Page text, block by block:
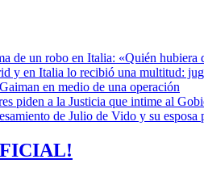
de un robo en Italia: «Quién hubiera
y en Italia lo recibió una multitud:
en medio de una operación
piden a la Justicia que intime al
de Julio de Vido y su